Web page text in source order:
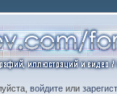
войдите или